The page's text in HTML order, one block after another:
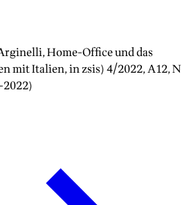
,Home-Office und das
mit Italien, in zsis)4/2022, A12, N
-2022)